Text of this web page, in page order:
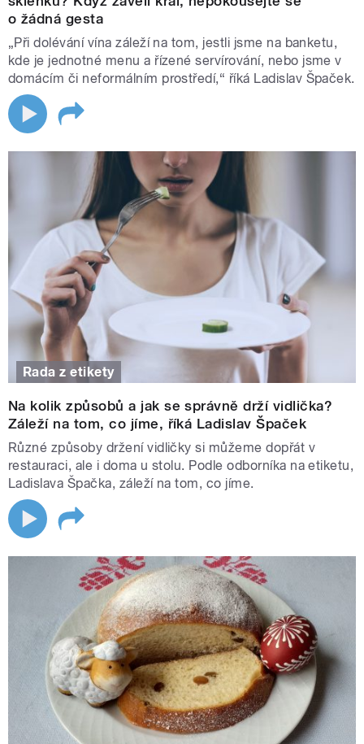
o žádná gesta
„Při dolévání vína záleží na tom, jestli jsme na banketu,
kde je jednotné menu a řízené servírování, nebo jsme v
domácím či neformálním prostředí,“ říká Ladislav Špaček.
Rada z etikety
Na kolik způsobů a jak se správně drží vidlička?
Záleží na tom, co jíme, říká Ladislav Špaček
Různé způsoby držení vidličky si můžeme dopřát v
restauraci, ale i doma u stolu. Podle odborníka na etiketu,
Ladislava Špačka, záleží na tom, co jíme.